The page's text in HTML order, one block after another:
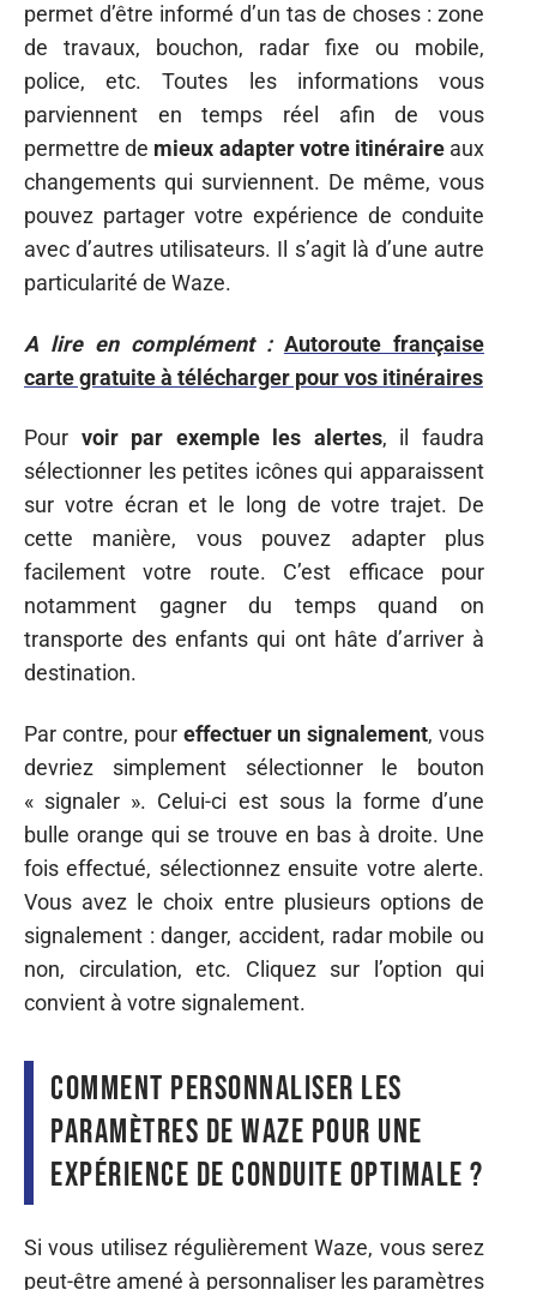
permet d’être informé d’un tas de choses : zone
de travaux, bouchon, radar fixe ou mobile,
police, etc. Toutes les informations vous
parviennent en temps réel afin de vous
permettre de mieux adapter votre itinéraireaux
changements qui surviennent. De même, vous
pouvez partager votre expérience de conduite
avec d’autres utilisateurs. Il s’agit là d’une autre
particularité de Waze.
A lire en complément : Autoroute française
carte gratuite à télécharger pour vos itinéraires
Pour voir par exemple les alertes, il faudra
sélectionner les petites icônes qui apparaissent
sur votre écran et le long de votre trajet. De
cette manière, vous pouvez adapter plus
facilement votre route. C’est efficace pour
notamment gagner du temps quand on
transporte des enfants qui ont hâte d’arriver à
destination.
Par contre, pour effectuer un signalement, vous
devriez simplement sélectionner le bouton
« signaler ». Celui-ci est sous la forme d’une
bulle orange qui se trouve en bas à droite. Une
fois effectué, sélectionnez ensuite votre alerte.
Vous avez le choix entre plusieurs options de
signalement : danger, accident, radar mobile ou
non, circulation, etc. Cliquez sur l’option qui
convient à votre signalement.
Comment personnaliser les
paramètres de Waze pour une
expérience de conduite optimale ?
Si vous utilisez régulièrement Waze, vous serez
peut-être amené à personnaliser les paramètres